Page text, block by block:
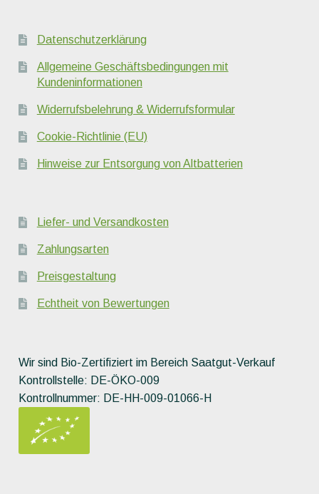
Datenschutzerklärung
Allgemeine Geschäftsbedingungen mit
Kundeninformationen
Widerrufsbelehrung & Widerrufsformular
Cookie-Richtlinie (EU)
Hinweise zur Entsorgung von Altbatterien
Liefer- und Versandkosten
Zahlungsarten
Preisgestaltung
Echtheit von Bewertungen
Wir sind Bio-Zertifiziert im Bereich Saatgut-Verkauf
Kontrollstelle: DE-ÖKO-009
Kontrollnummer: DE-HH-009-01066-H